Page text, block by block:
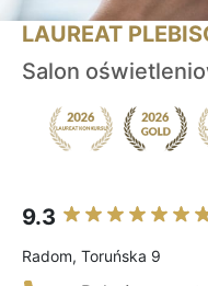
LAUREAT
Salon
9.3
Radom, Toruńska 9